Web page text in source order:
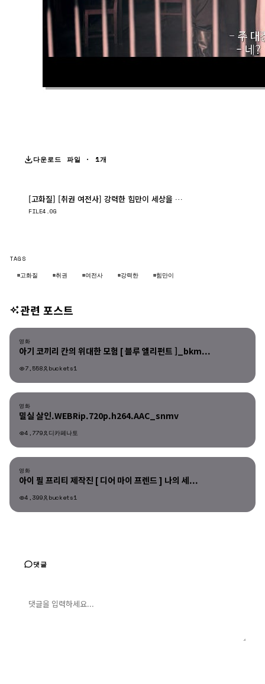
다운로드 파일 · 1개
[고화질] [취권 여전사] 강력한 힘만이 세상을 평정한다 1080p.HEVC-WANN..
FILE4.0G
TAGS
#고화질
#취권 #여전사 #강력한 #힘만이
관련 포스트
영화
영화
아기 코끼리 칸의 위대한 모험 [ 블루 엘리펀트 ]_bkm...
7,558 buckets1
영화
영화
밀실 살인.WEBRip.720p.h264.AAC_snmv
4,779 디카페나토
영화
영화
아이 필 프리티 제작진 [ 디어 마이 프렌드 ] 나의 세...
4,399 buckets1
댓글